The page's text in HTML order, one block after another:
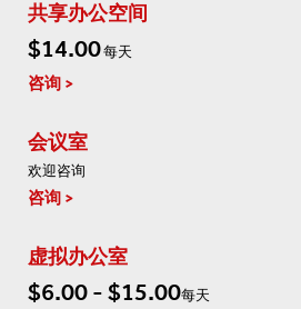
共享办公空间
$14.00每天
咨询
会议室
欢迎咨询
咨询
虚拟办公室
$6.00 - $15.00每天